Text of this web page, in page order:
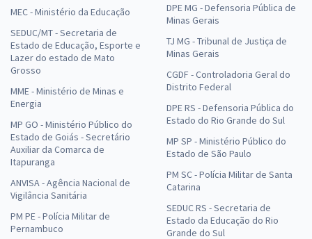
MEC - Ministério da Educação
SEDUC/MT - Secretaria de
Estado de Educação, Esporte e
Lazer do estado de Mato
Grosso
MME - Ministério de Minas e
Energia
MP GO - Ministério Público do
Estado de Goiás - Secretário
Auxiliar da Comarca de
Itapuranga
ANVISA - Agência Nacional de
Vigilância Sanitária
PM PE - Polícia Militar de
Pernambuco
DPE MG - Defensoria Pública de
Minas Gerais
TJ MG - Tribunal de Justiça de
Minas Gerais
CGDF - Controladoria Geral do
Distrito Federal
DPE RS - Defensoria Pública do
Estado do Rio Grande do Sul
MP SP - Ministério Público do
Estado de São Paulo
PM SC - Polícia Militar de Santa
Catarina
SEDUC RS - Secretaria de
Estado da Educação do Rio
Grande do Sul